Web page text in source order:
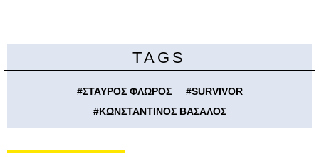
TAGS
#ΣΤΑΥΡΟΣ ΦΛΩΡΟΣ #SURVIVOR
#ΚΩΝΣΤΑΝΤΙΝΟΣ ΒΑΣΑΛΟΣ